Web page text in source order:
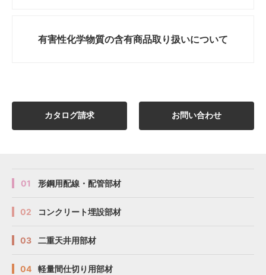
有害性化学物質の含有商品取り扱いについて
カタログ請求 お問い合わせ
01 形鋼用配線・配管部材
02 コンクリート埋設部材
03 二重天井用部材
04 軽量間仕切り用部材